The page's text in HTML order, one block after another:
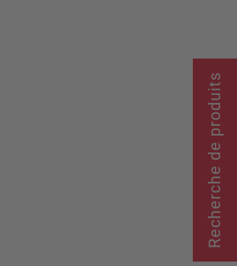
Recherche de produits